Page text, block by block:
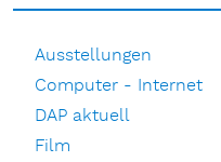
Ausstellungen
Computer - Internet
DAP aktuell
Film